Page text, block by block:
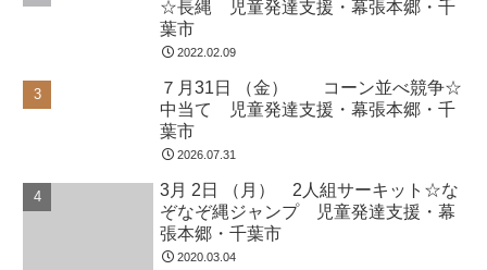
☆長縄 児童発達支援・幕張本郷・千
葉市
2022.02.09
７月31日 （金） コーン並べ競争☆
中当て 児童発達支援・幕張本郷・千
葉市
2026.07.31
3月 2日 （月） 2人組サーキット☆な
ぞなぞ縄ジャンプ 児童発達支援・幕
張本郷・千葉市
2020.03.04